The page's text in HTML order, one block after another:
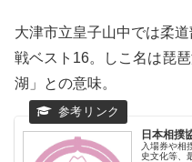
大津市立皇子山中では柔
戦ベスト16。しこ名は琵
湖」との意味。
日本相撲
入場券や相
史文化等、